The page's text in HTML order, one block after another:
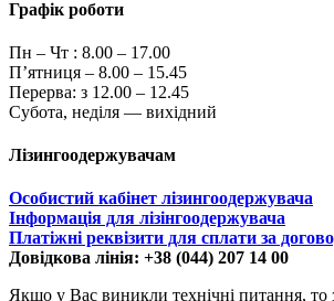
Графік роботи
Пн – Чт : 8.00 – 17.00
П’ятниця – 8.00 – 15.45
Перерва: з 12.00 – 12.45
Субота, неділя — вихідний
Лізингоодержувачам
Особистий кабінет лізингоодержувача
Інформація для лізінгоодержувача
Платіжні реквізити для сплати за
Довідкова лінія: +38 (044) 207 14 00
Якщо у Вас виникли технічні питання, то